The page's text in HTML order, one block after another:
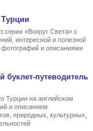
серии «Вокруг Света» с
интересной и полезной
и описаниями
буклет-путеводитель
Турции на английском
и описанием
природных, культурных,